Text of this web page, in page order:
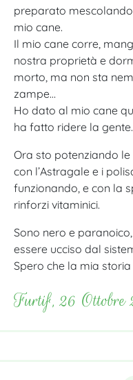
preparato
mio cane.
Il mio cane corre,
nostra proprietà e
morto, ma non sta
zampe…
Ho dato al mio cane
ha fatto ridere la gente.
Ora sto potenziando
con l’Astragale e i
funzionando, e con la
rinforzi vitaminici.
Sono nero e
essere ucciso dal
Spero che la mia
Furtif, 26 Ottobre